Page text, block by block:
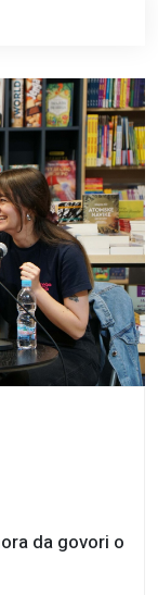
da govori o